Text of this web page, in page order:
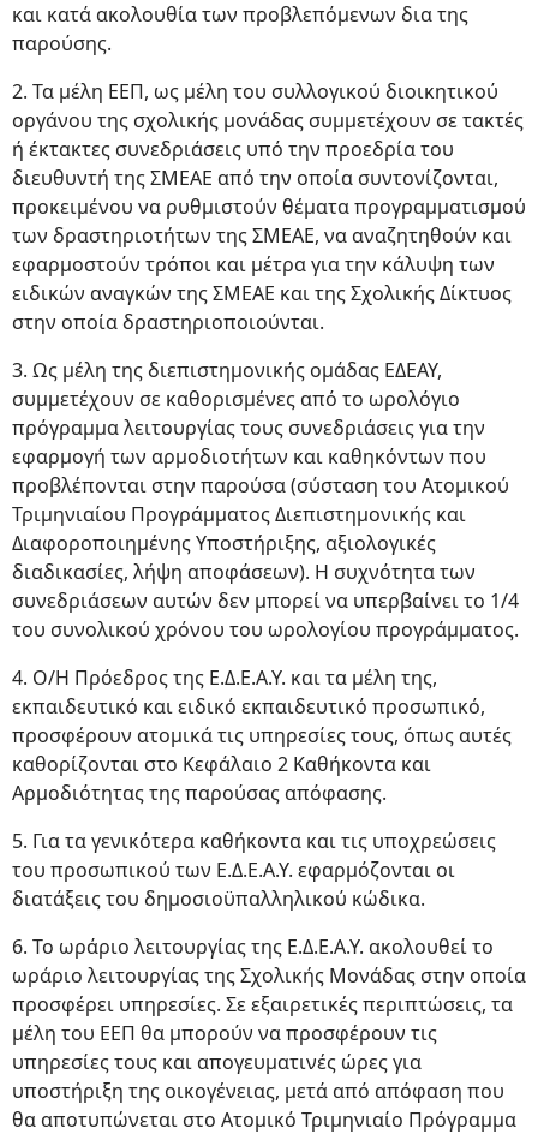
και κατά ακολουθία των προβλεπόμενων δια της
παρούσης.
2. Τα μέλη ΕΕΠ, ως μέλη του συλλογικού διοικητικού
οργάνου της σχολικής μονάδας συμμετέχουν σε τακτές
ή έκτακτες συνεδριάσεις υπό την προεδρία του
διευθυντή της ΣΜΕΑΕ από την οποία συντονίζονται,
προκειμένου να ρυθμιστούν θέματα προγραμματισμού
των δραστηριοτήτων της ΣΜΕΑΕ, να αναζητηθούν και
εφαρμοστούν τρόποι και μέτρα για την κάλυψη των
ειδικών αναγκών της ΣΜΕΑΕ και της Σχολικής Δίκτυος
στην οποία δραστηριοποιούνται.
3. Ως μέλη της διεπιστημονικής ομάδας ΕΔΕΑΥ,
συμμετέχουν σε καθορισμένες από το ωρολόγιο
πρόγραμμα λειτουργίας τους συνεδριάσεις για την
εφαρμογή των αρμοδιοτήτων και καθηκόντων που
προβλέπονται στην παρούσα (σύσταση του Ατομικού
Τριμηνιαίου Προγράμματος Διεπιστημονικής και
Διαφοροποιημένης Υποστήριξης, αξιολογικές
διαδικασίες, λήψη αποφάσεων). Η συχνότητα των
συνεδριάσεων αυτών δεν μπορεί να υπερβαίνει το 1/4
του συνολικού χρόνου του ωρολογίου προγράμματος.
4. Ο/Η Πρόεδρος της Ε.Δ.Ε.Α.Υ. και τα μέλη της,
εκπαιδευτικό και ειδικό εκπαιδευτικό προσωπικό,
προσφέρουν ατομικά τις υπηρεσίες τους, όπως αυτές
καθορίζονται στο Κεφάλαιο 2 Καθήκοντα και
Αρμοδιότητας της παρούσας απόφασης.
5. Για τα γενικότερα καθήκοντα και τις υποχρεώσεις
του προσωπικού των Ε.Δ.Ε.Α.Υ. εφαρμόζονται οι
διατάξεις του δημοσιοϋπαλληλικού κώδικα.
6. Το ωράριο λειτουργίας της Ε.Δ.Ε.Α.Υ. ακολουθεί το
ωράριο λειτουργίας της Σχολικής Μονάδας στην οποία
προσφέρει υπηρεσίες. Σε εξαιρετικές περιπτώσεις, τα
μέλη του ΕΕΠ θα μπορούν να προσφέρουν τις
υπηρεσίες τους και απογευματινές ώρες για
υποστήριξη της οικογένειας, μετά από απόφαση που
θα αποτυπώνεται στο Ατομικό Τριμηνιαίο Πρόγραμμα